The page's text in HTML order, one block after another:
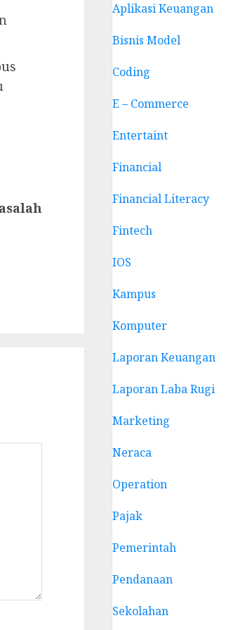
Aplikasi Keuangan
Bisnis Model
Coding
E – Commerce
Entertaint
Financial
Financial Literacy
Fintech
IOS
Kampus
Komputer
Laporan Keuangan
Laporan Laba Rugi
Marketing
Neraca
Operation
Pajak
Pemerintah
Pendanaan
Sekolahan